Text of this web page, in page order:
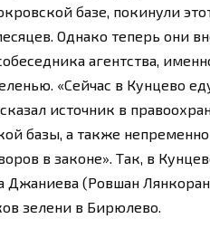
базе, покинули
Однако теперь они
агентства,
«Сейчас в Кунцево
источник в
базы, а также
в законе». Так, в
Джаниева (Ровшан
зелени в Бирюлево.